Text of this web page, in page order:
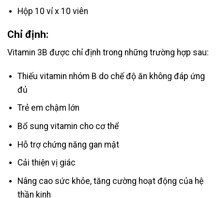
Hộp 10 vỉ x 10 viên
Chỉ định:
Vitamin 3B được chỉ định trong những trường hợp sau:
Thiếu vitamin nhóm B do chế độ ăn không đáp ứng
đủ
Trẻ em chậm lớn
Bổ sung vitamin cho cơ thể
Hỗ trợ chứng năng gan mật
Cải thiện vị giác
Nâng cao sức khỏe, tăng cường hoạt động của hệ
thần kinh